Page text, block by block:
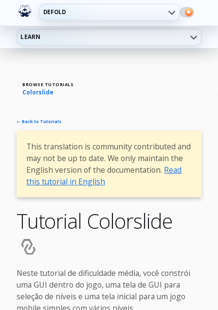
DEFOLD
LEARN
BROWSE TUTORIALS
Colorslide
← Back to Tutorials
This translation is community contributed and
may not be up to date. We only maintain the
English version of the documentation. Read
this tutorial in English
Tutorial Colorslide
Neste tutorial de dificuldade média, você constrói
uma GUI dentro do jogo, uma tela de GUI para
seleção de níveis e uma tela inicial para um jogo